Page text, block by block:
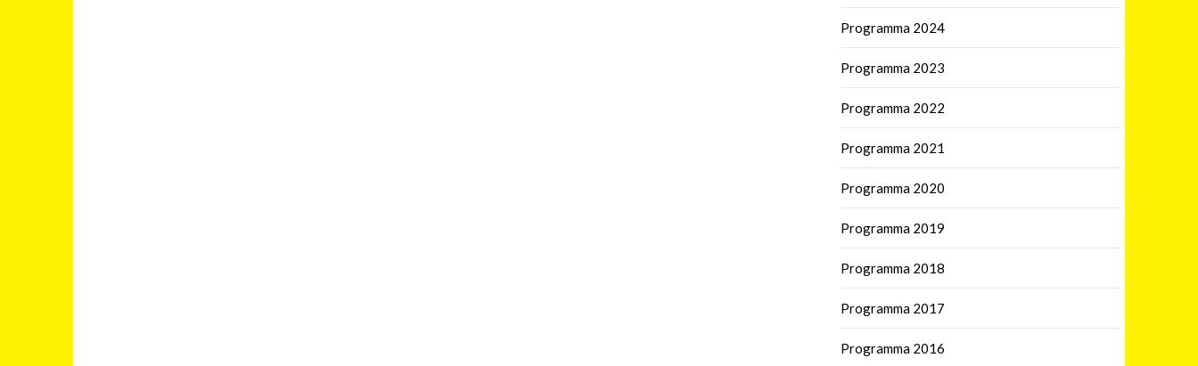
Programma 2024
Programma 2023
Programma 2022
Programma 2021
Programma 2020
Programma 2019
Programma 2018
Programma 2017
Programma 2016